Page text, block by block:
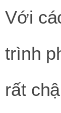
Với
trình
rất